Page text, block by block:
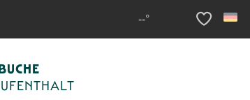
--°
Voir les